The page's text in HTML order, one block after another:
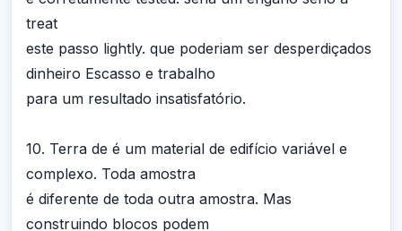
treat
este passo lightly. que poderiam ser desperdiçados
dinheiro Escasso e trabalho
para um resultado insatisfatório.
10. Terra de é um material de edifício variável e
complexo. Toda amostra
é diferente de toda outra amostra. Mas
construindo blocos podem